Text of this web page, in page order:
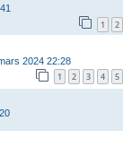
1 2
2024 22:28
1 2 3 4 5